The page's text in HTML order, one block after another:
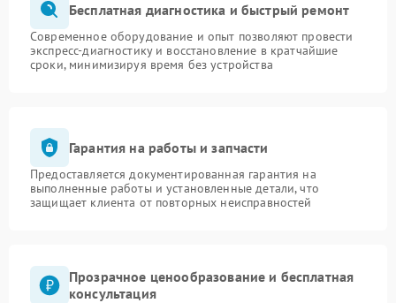
Бесплатная диагностика и быстрый ремонт
Современное оборудование и опыт позволяют провести
экспресс-диагностику и восстановление в кратчайшие
сроки, минимизируя время без устройства
Гарантия на работы и запчасти
Предоставляется документированная гарантия на
выполненные работы и установленные детали, что
защищает клиента от повторных неисправностей
Прозрачное ценообразование и бесплатная
консультация